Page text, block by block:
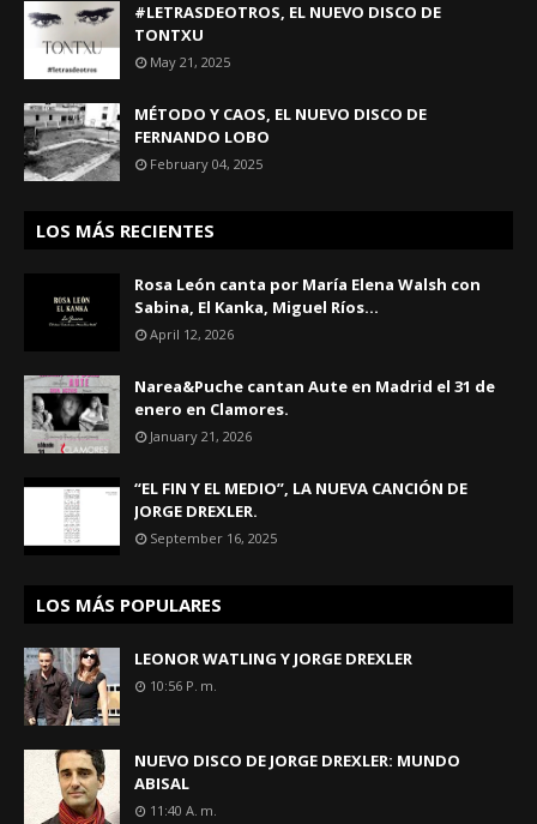
#LETRASDEOTROS, EL NUEVO DISCO DE
TONTXU
May 21, 2025
MÉTODO Y CAOS, EL NUEVO DISCO DE
FERNANDO LOBO
February 04, 2025
LOS MÁS RECIENTES
Rosa León canta por María Elena Walsh con
Sabina, El Kanka, Miguel Ríos...
April 12, 2026
Narea&Puche cantan Aute en Madrid el 31 de
enero en Clamores.
January 21, 2026
“EL FIN Y EL MEDIO”, LA NUEVA CANCIÓN DE
JORGE DREXLER.
September 16, 2025
LOS MÁS POPULARES
LEONOR WATLING Y JORGE DREXLER
10:56 P. M.
NUEVO DISCO DE JORGE DREXLER: MUNDO
ABISAL
11:40 A. M.